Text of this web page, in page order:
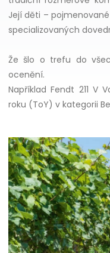
Její děti –
specializovaných
Že šlo o trefu do
ocenění.
Například Fendt 211 V
roku (ToY) v kategorii